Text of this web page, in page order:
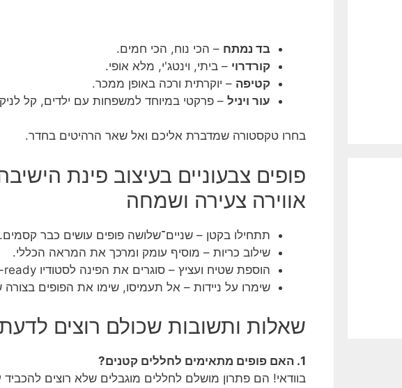
בד נמתח – הכי נוח, הכי חמים.
קורדרוי – ביתי, וינטג'י, מלא אופי.
קטיפה – יוקרתית ורכה באופן ממכר.
עור ויניל – פרקטי במיוחד למשפחות עם ילדים, קל
בחרו טקסטורה שמדברת אליכם ואל שאר הרהיטים בחדר.
פופים צבעוניים בעיצוב פינת
אווירה צעירה ושמחה
תתחילו בקטן – שניים־שלושה פופים עושים כבר קסמים.
שילוב כריות – מוסיף עומק ומרכך את המראה הכללי.
הוספת שטיח ועציץ – סוגרים את הפינה לסטודיו Instagram-ready.
שימרו על ניידות – אל תעמיסו, שימו את הפופים בצורה
שאלות ותשובות שכולם רוצים
1. האם פופים מתאימים לחללים קטנים?
בוודאי! הם פתרון מושלם לחללים מוגבלים שלא רוצים